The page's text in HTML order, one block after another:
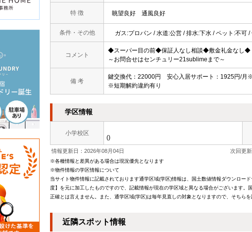
特 徴 眺望良好 通風良好
条件・その他 ガス:プロパン / 水道:公営 / 排水:下水 / ペット:不可 /
コメント
◆スーパー目の前◆保証人なし相談◆敷金礼金なし◆
～お問合せはセンチュリー21sublimeまで～
備 考
鍵交換代：22000円 安心入居サポート：1925円/
※短期解約違約有り
学区情報
小学校区
()
情報更新日：2026年08月04日 次回更
※各種情報と差異がある場合は現況優先となります
※物件情報の学区情報について
当サイト物件情報に記載されております通学区域(学区)情報は、国土数値情報ダウンロ
度】を元に加工したものですので、記載情報が現在の学区域と異なる場合がございます
正確とは言えません。また、通学区域(学区)は毎年見直しの対象となりますので、そちら
近隣スポット情報